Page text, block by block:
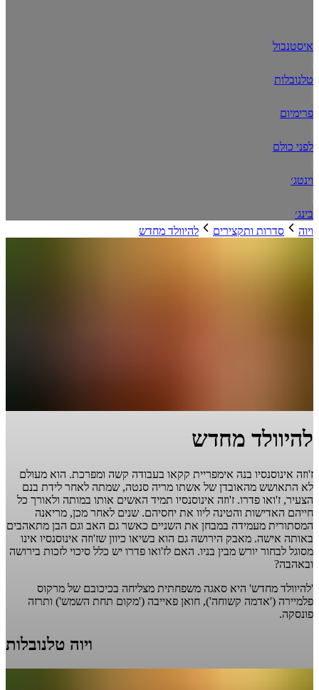
איסטנבול
טלנובלות
פרימיום
לפני כולם
וינטג׳
בינג׳
ויוה
סדרות ותקצירים להיוולד מחדש
להיוולד מחדש
ז'וזה אינוסנסיו בנה אימפריית קקאו בעבודה קשה ומפרכת. הוא מעולם
לא התאושש מהאובדן של אשתו מריה סנטה, שמתה לאחר לידת בנם
הצעיר, ז'ואו פדרו. ז'וזה אינוסנסיו תמיד האשים אותו במותה ולאורך כל
חייהם האדישות והטינה ליוו את יחסיהם. שנים לאחר מכן, מריאנה
המסתורית מעמידה במבחן את השניים כאשר גם האב וגם הבן מתאהבים
באותה אישה. מאבק הירושה גם הוא בשיאו כיוון שז'וזה אינוסנסיו אינו
מסוגל לבחור יורש מבין בניו. האם לז'ואו פדרו יש כלל סיכוי לזכות בירושה
ובאהבה?
'להיוולד מחדש' היא סאגה משפחתית מצליחה בכיכובם של מרקוס
פלמיירה ('אדמה קשוחה'), חואן פאייבה ('מקום תחת השמש') ותרזה
פונסקה.
ויוה טלנובלות